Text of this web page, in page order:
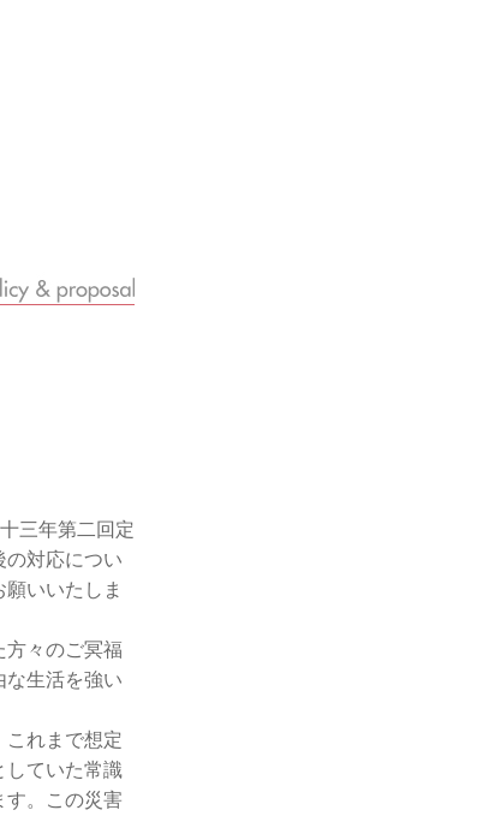
三年第二回定
の対応につい
いいたしま
々のご冥福
な生活を強い
れまで想定
していた常識
す。この災害